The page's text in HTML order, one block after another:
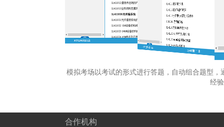
模拟考场以考试的形式进行答题，自动组合题型
经
合作机构